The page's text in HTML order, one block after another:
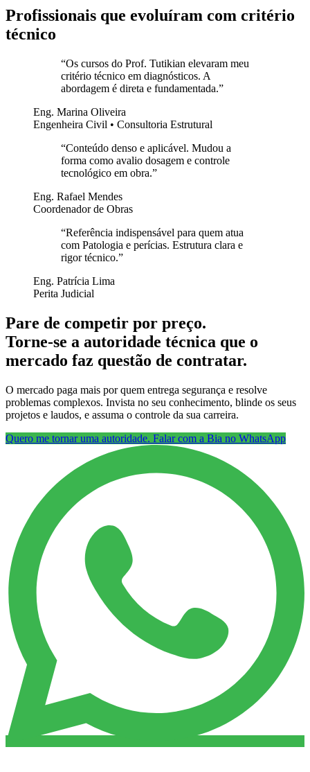
Profissionais que evoluíram com critério
técnico
“Os cursos do Prof. Tutikian elevaram meu
critério técnico em diagnósticos. A
abordagem é direta e fundamentada.”
Eng. Marina Oliveira
Engenheira Civil • Consultoria Estrutural
“Conteúdo denso e aplicável. Mudou a
forma como avalio dosagem e controle
tecnológico em obra.”
Eng. Rafael Mendes
Coordenador de Obras
“Referência indispensável para quem atua
com Patologia e perícias. Estrutura clara e
rigor técnico.”
Eng. Patrícia Lima
Perita Judicial
Pare de competir por preço.
Torne-se a autoridade técnica que o
mercado faz questão de contratar.
O mercado paga mais por quem entrega segurança e resolve
problemas complexos. Invista no seu conhecimento, blinde os seus
projetos e laudos, e assuma o controle da sua carreira.
Quero me tornar uma autoridade. Falar com a Bia no WhatsApp